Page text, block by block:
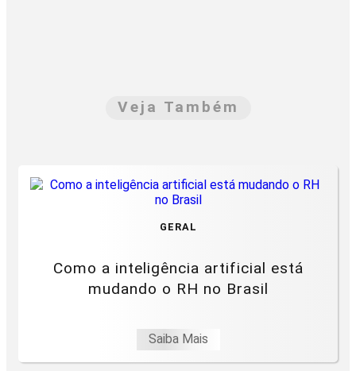
Veja Também
GERAL
Como a inteligência artificial está
mudando o RH no Brasil
Saiba Mais